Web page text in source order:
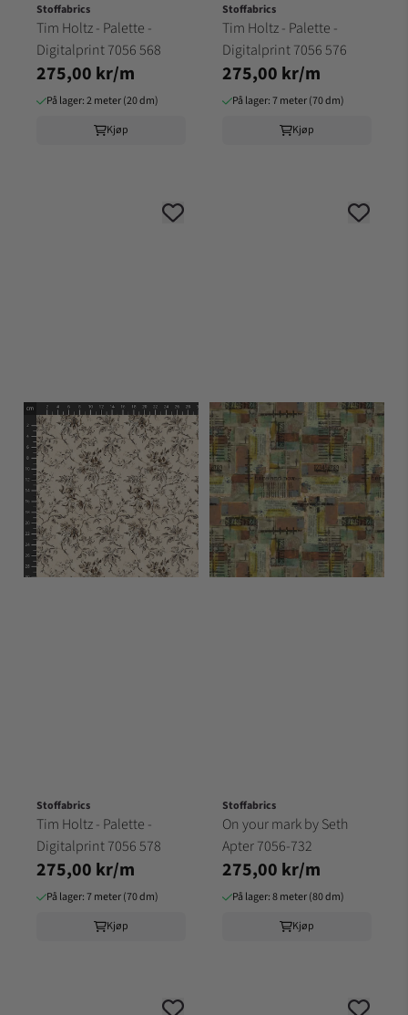
Stoffabrics
Tim Holtz - Palette -
Digitalprint 7056 568
275,00 kr/m
På lager: 2 meter (20 dm)
Kjøp
Stoffabrics
Tim Holtz - Palette -
Digitalprint 7056 576
275,00 kr/m
På lager: 7 meter (70 dm)
Kjøp
Stoffabrics
Tim Holtz - Palette -
Digitalprint 7056 578
275,00 kr/m
På lager: 7 meter (70 dm)
Kjøp
Stoffabrics
On your mark by Seth
Apter 7056-732
275,00 kr/m
På lager: 8 meter (80 dm)
Kjøp